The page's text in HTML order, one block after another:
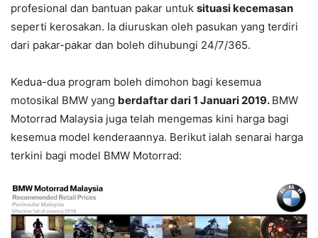
profesional dan bantuan pakar untuk situasi kecemasan
seperti kerosakan. Ia diuruskan oleh pasukan yang terdiri
dari pakar-pakar dan boleh dihubungi 24/7/365.
Kedua-dua program boleh dimohon bagi kesemua
motosikal BMW yang berdaftar dari 1 Januari 2019. BMW
Motorrad Malaysia juga telah mengemas kini harga bagi
kesemua model kenderaannya. Berikut ialah senarai harga
terkini bagi model BMW Motorrad: